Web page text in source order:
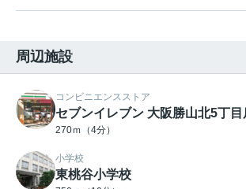
周辺施設
コンビニエンスストア
セブンイレブン 大阪勝山北5丁目
270ｍ（4分）
小学校
東桃谷小学校